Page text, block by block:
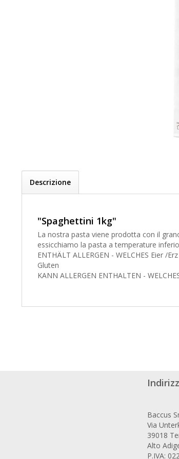
Descrizione
"Spaghettini 1kg"
La nostra pasta viene prodotta con il
essicchiamo la pasta a temperature
ENTHÄLT ALLERGEN - WELCHES Eier /
Gluten
KANN ALLERGEN ENTHALTEN -
Baccus
Via
39018
Alto
P.IVA: